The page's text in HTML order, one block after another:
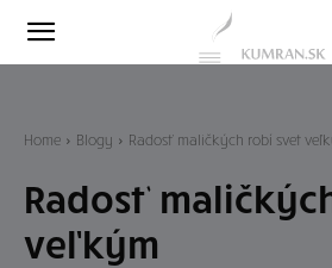
Kumran
Home Blogy Radosť maličkých robí svet
Radosť
veľkým